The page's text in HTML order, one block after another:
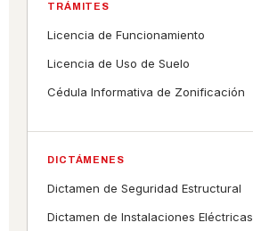
TRÁMITES
Licencia de Funcionamiento
Licencia de Uso de Suelo
Cédula Informativa de Zonificación
DICTÁMENES
Dictamen de Seguridad Estructural
Dictamen de Instalaciones Eléctricas